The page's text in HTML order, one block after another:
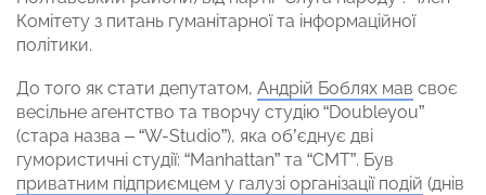
Комітету з питань гуманітарної та інформаційної
політики.
До того як стати депутатом, Андрій Боблях мав своє
весільне агентство та творчу студію “Doubleyou”
(стара назва – “W-Studio”), яка об’єднує дві
гумористичні студії: “Manhattan” та “СМТ”. Був
приватним підприємцем у галузі організації подій (днів